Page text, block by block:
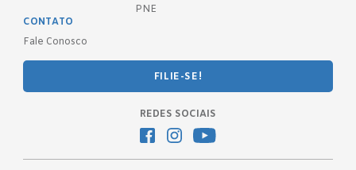
PNE
CONTATO
Fale Conosco
FILIE-SE!
REDES SOCIAIS